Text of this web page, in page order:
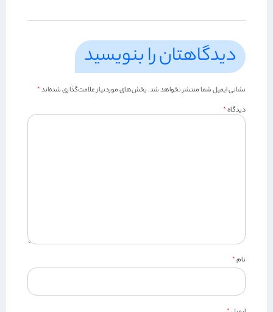
دیدگاهتان را بنویسید
نشانی ایمیل شما منتشر نخواهد شد.بخش‌های موردنیاز علامت‌گذاری شده‌اند*
دیدگاه*
نام*